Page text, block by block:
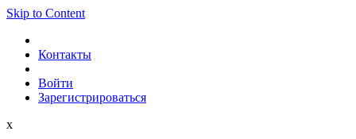
Skip to Content
Контакты
Войти
Зарегистрироваться
x